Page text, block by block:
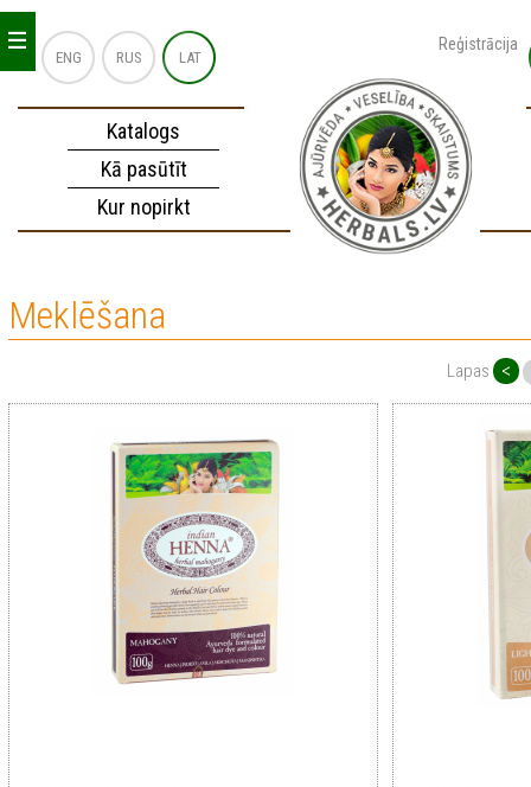
ENG RUS LAT
Reģistrācija
Katalogs
Kā pasūtīt
Kur nopirkt
_
_
_
Meklēšana
Lapas <